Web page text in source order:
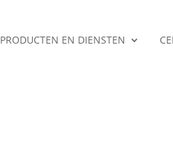
PRODUCTEN EN DIENSTEN